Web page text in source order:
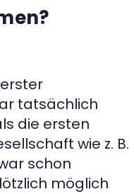
tatsächlich
die ersten
wie z. B.
schon
möglich